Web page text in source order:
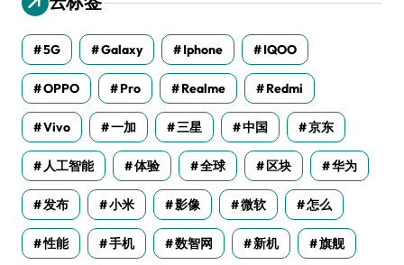
5G Galaxy Iphone IQOO
OPPO Pro Realme Redmi
Vivo 一加 三星 中国 京东
人工智能 体验 全球 区块 华为
发布 小米 影像 微软 怎么
性能 手机 数智网 新机 旗舰